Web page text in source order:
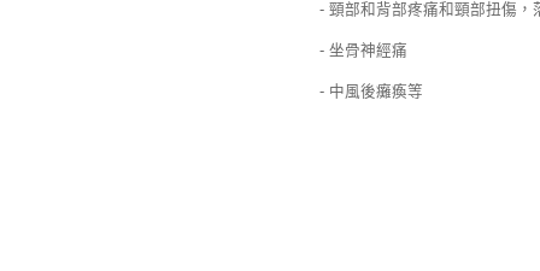
- 頸部和背部疼痛和頸部扭傷，
- 坐骨神經痛
- 中風後癱瘓等